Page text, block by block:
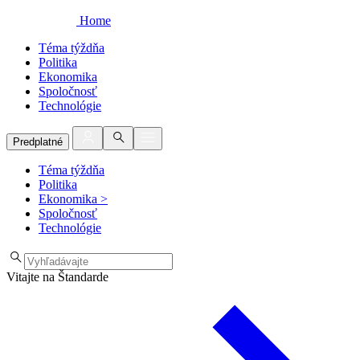
Home
Téma týždňa
Politika
Ekonomika
Spoločnosť
Technológie
Predplatné
Téma týždňa
Politika
Ekonomika >
Spoločnosť
Technológie
Vitajte na Štandarde